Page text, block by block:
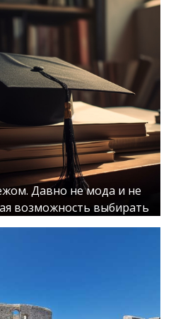
Давно не мода и не
возможность выбирать